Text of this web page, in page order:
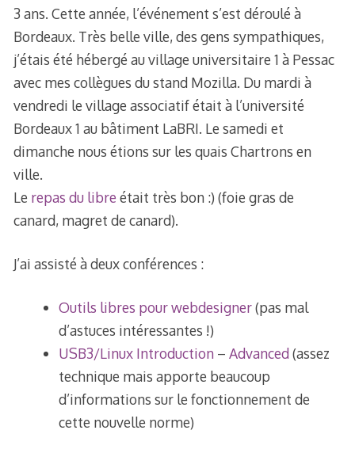
3 ans. Cette année, l’événement s’est déroulé à
Bordeaux. Très belle ville, des gens sympathiques,
j’étais été hébergé au village universitaire 1 à Pessac
avec mes collègues du stand Mozilla. Du mardi à
vendredi le village associatif était à l’université
Bordeaux 1 au bâtiment LaBRI. Le samedi et
dimanche nous étions sur les quais Chartrons en
ville.
Le repas du libre était très bon :) (foie gras de
canard, magret de canard).
J’ai assisté à deux conférences :
Outils libres pour webdesigner(pas mal
d’astuces intéressantes !)
USB3/Linux Introduction –Advanced(assez
technique mais apporte beaucoup
d’informations sur le fonctionnement de
cette nouvelle norme)